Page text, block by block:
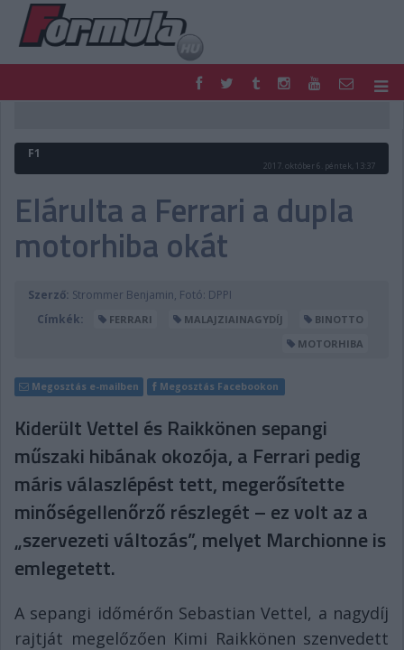
FORMULA
MOTOR
PODCAST
SHOP
TIPPJÁTÉK
DIGITÁLIS MAGAZIN
PONTÁLLÁSOK
F1
2017. október 6. péntek, 13:37
Elárulta a Ferrari a dupla
motorhiba okát
Szerző: Strommer Benjamin, Fotó: DPPI
Címkék:
FERRARI MALAJZIAINAGYDÍJ
BINOTTO
MOTORHIBA
Megosztás e-mailben Megosztás Facebookon
Kiderült Vettel és Raikkönen sepangi
műszaki hibának okozója, a Ferrari pedig
máris válaszlépést tett, megerősítette
minőségellenőrző részlegét – ez volt az a
„szervezeti változás”, melyet Marchionne is
emlegetett.
A sepangi időmérőn Sebastian Vettel, a nagydíj
rajtját megelőzően Kimi Raikkönen szenvedett